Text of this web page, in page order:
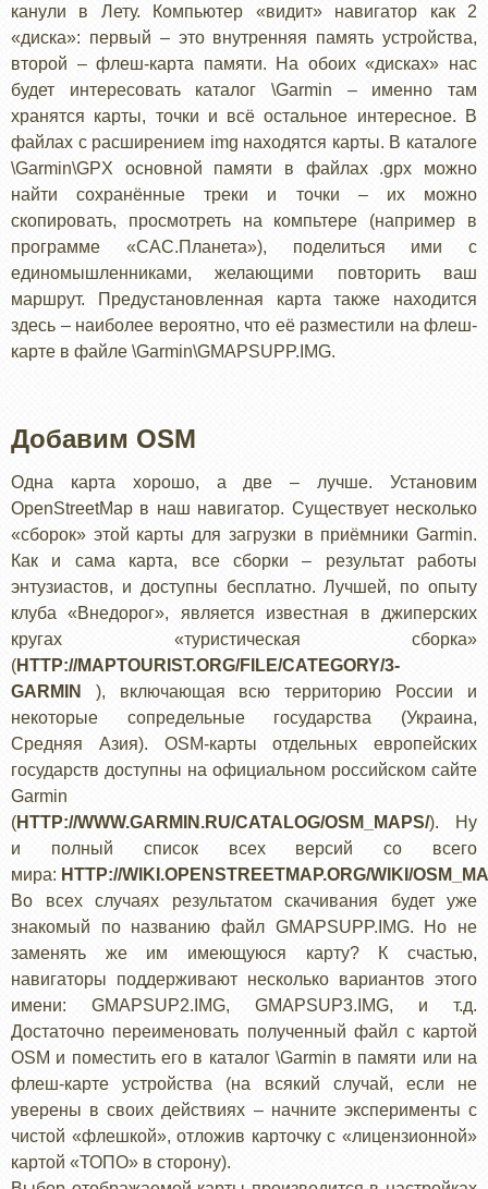
канули в Лету. Компьютер «видит» навигатор как 2
«диска»: первый – это внутренняя память устройства,
второй – флеш-карта памяти. На обоих «дисках» нас
будет интересовать каталог \Garmin – именно там
хранятся карты, точки и всё остальное интересное. В
файлах с расширением img находятся карты. В каталоге
\Garmin\GPX основной памяти в файлах .gpx можно
найти сохранённые треки и точки – их можно
скопировать, просмотреть на компьтере (например в
программе «САС.Планета»), поделиться ими с
единомышленниками, желающими повторить ваш
маршрут. Предустановленная карта также находится
здесь – наиболее вероятно, что её разместили на флеш-
карте в файле \Garmin\GMAPSUPP.IMG.
Добавим OSM
Одна карта хорошо, а две – лучше. Установим
OpenStreetMap в наш навигатор. Существует несколько
«сборок» этой карты для загрузки в приёмники Garmin.
Как и сама карта, все сборки – результат работы
энтузиастов, и доступны бесплатно. Лучшей, по опыту
клуба «Внедорог», является известная в джиперских
кругах «туристическая сборка»
(HTTP://MAPTOURIST.ORG/FILE/CATEGORY/3-
GARMIN
), включающая всю территорию России и
некоторые сопредельные государства (Украина,
Средняя Азия). OSM-карты отдельных европейских
государств доступны на официальном российском сайте
Garmin
(HTTP://WWW.GARMIN.RU/CATALOG/OSM_MAPS/). Ну
и полный список всех версий со всего
мира: HTTP://WIKI.OPENSTREETMAP.ORG/WIKI/
Во всех случаях результатом скачивания будет уже
знакомый по названию файл GMAPSUPP.IMG. Но не
заменять же им имеющуюся карту? К счастью,
навигаторы поддерживают несколько вариантов этого
имени: GMAPSUP2.IMG, GMAPSUP3.IMG, и т.д.
Достаточно переименовать полученный файл с картой
OSM и поместить его в каталог \Garmin в памяти или на
флеш-карте устройства (на всякий случай, если не
уверены в своих действиях – начните эксперименты с
чистой «флешкой», отложив карточку с «лицензионной»
картой «ТОПО» в сторону).